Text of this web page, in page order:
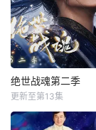
绝世战魂第二季
更新至第13集